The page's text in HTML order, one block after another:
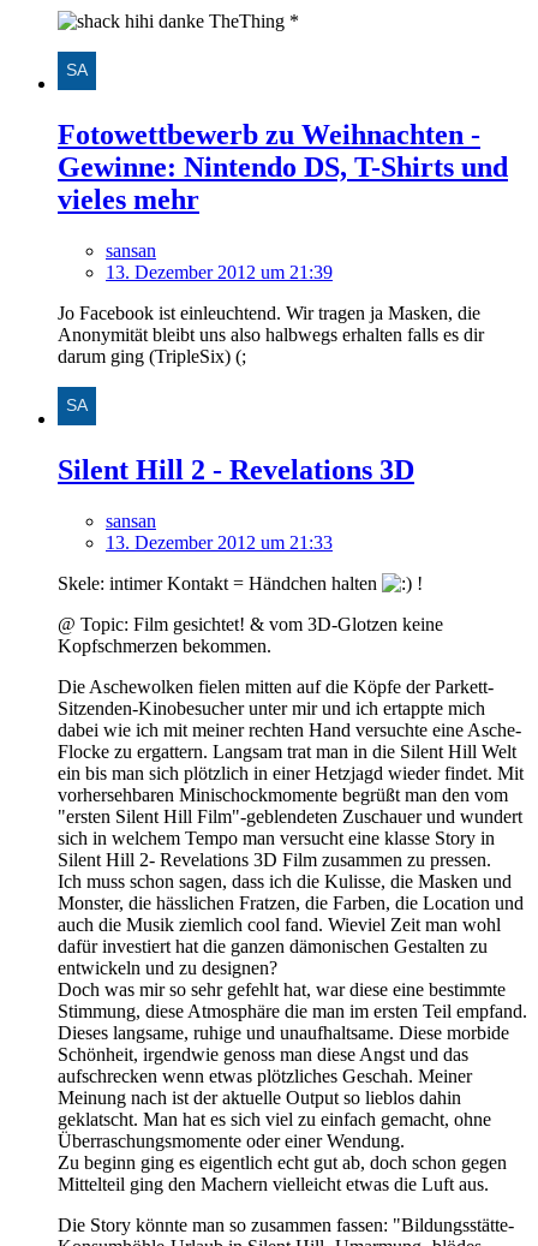
hihi danke TheThing *
Fotowettbewerb zu Weihnachten -
Gewinne: Nintendo DS, T-Shirts und
vieles mehr
sansan
13. Dezember 2012 um 21:39
Jo Facebook ist einleuchtend. Wir tragen ja Masken, die
Anonymität bleibt uns also halbwegs erhalten falls es dir
darum ging (TripleSix) (;
Silent Hill 2 - Revelations 3D
sansan
13. Dezember 2012 um 21:33
Skele: intimer Kontakt = Händchen halten
!
@ Topic: Film gesichtet! & vom 3D-Glotzen keine
Kopfschmerzen bekommen.
Die Aschewolken fielen mitten auf die Köpfe der Parkett-
Sitzenden-Kinobesucher unter mir und ich ertappte mich
dabei wie ich mit meiner rechten Hand versuchte eine Asche-
Flocke zu ergattern. Langsam trat man in die Silent Hill Welt
ein bis man sich plötzlich in einer Hetzjagd wieder findet. Mit
vorhersehbaren Minischockmomente begrüßt man den vom
"ersten Silent Hill Film"-geblendeten Zuschauer und wundert
sich in welchem Tempo man versucht eine klasse Story in
Silent Hill 2- Revelations 3D Film zusammen zu pressen.
Ich muss schon sagen, dass ich die Kulisse, die Masken und
Monster, die hässlichen Fratzen, die Farben, die Location und
auch die Musik ziemlich cool fand. Wieviel Zeit man wohl
dafür investiert hat die ganzen dämonischen Gestalten zu
entwickeln und zu designen?
Doch was mir so sehr gefehlt hat, war diese eine bestimmte
Stimmung, diese Atmosphäre die man im ersten Teil empfand.
Dieses langsame, ruhige und unaufhaltsame. Diese morbide
Schönheit, irgendwie genoss man diese Angst und das
aufschrecken wenn etwas plötzliches Geschah. Meiner
Meinung nach ist der aktuelle Output so lieblos dahin
geklatscht. Man hat es sich viel zu einfach gemacht, ohne
Überraschungsmomente oder einer Wendung.
Zu beginn ging es eigentlich echt gut ab, doch schon gegen
Mittelteil ging den Machern vielleicht etwas die Luft aus.
Die Story könnte man so zusammen fassen: "Bildungsstätte-